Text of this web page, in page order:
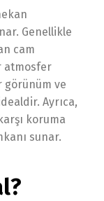
Genellikle
cam
atmosfer
görünüm ve
Ayrıca,
koruma
sunar.